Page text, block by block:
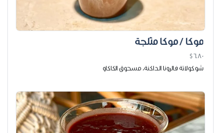
موكا / موكا مثلجة
$6.80
شوكولاتة فالرونا الداكنة، مسحوق الكاكاو